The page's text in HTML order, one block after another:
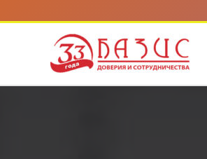
к
содержимому